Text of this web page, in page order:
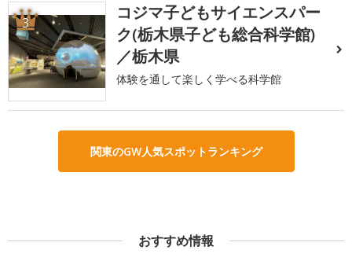
3
コジマ子どもサイエンスパー
ク(栃木県子ども総合科学館)
／栃木県
体験を通して楽しく学べる科学館
関東のGW人気スポットランキング
おすすめ情報